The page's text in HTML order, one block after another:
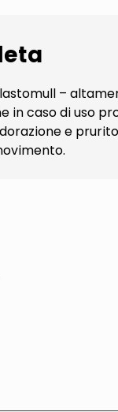
–
in caso di uso
e